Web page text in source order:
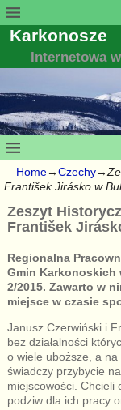
Karkonosze
Internetowa
Home→Czechy→
František Jirásko w
Zeszyt
František
Regionalna
Gmin Karkonoskich
2/2015. Zawarto w
miejsce w czasie
Janusz Czerwiński i
bez działalności
o wiele uboższe, a na
świadczy przybycie
miejscowości. Chcieli
podziw dla ich pracy